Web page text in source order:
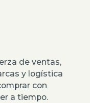
de ventas,
y logística
con
a tiempo.